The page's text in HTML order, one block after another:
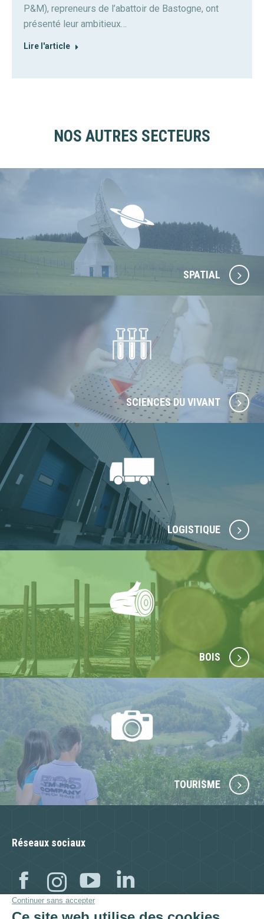
P&M), repreneurs de l’abattoir de Bastogne, ont
présenté leur ambitieux…
Lire l'article
NOS AUTRES SECTEURS
SPATIAL
SCIENCES DU VIVANT
LOGISTIQUE
BOIS
TOURISME
Réseaux sociaux
Facebook
Instagram
YouTube